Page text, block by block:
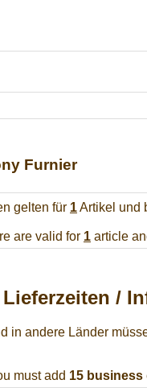
Furnier
gelten für 1Artikel und
are valid for 1 article
/
in andere Länder
must add 15 business